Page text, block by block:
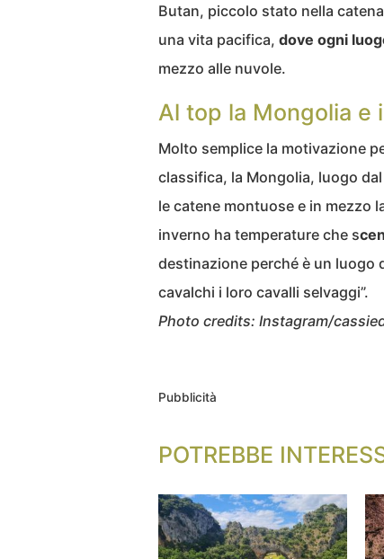
Butan, piccolo stato nella
una vita pacifica, dove ogni
mezzo alle nuvole.
Al top la Mongolia e
Molto semplice la motivazione
classifica, la Mongolia, luogo
le catene montuose e in mezzo
inverno ha temperature che s
destinazione perché è un luogo
cavalchi i loro cavalli selvaggi”.
Photo credits: Instagram/
Pubblicità
POTREBBE